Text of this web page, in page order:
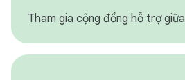
Tham gia cộng đồng hỗ trợ